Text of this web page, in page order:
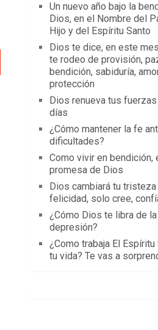
Un nuevo año bajo la
Dios, en el Nombre del
Hijo y del Espíritu Santo
Dios te dice, en este
te rodeo de provisión,
bendición, sabiduría,
protección
Dios renueva tus
días
¿Cómo mantener la fe
dificultades?
Como vivir en bendición,
promesa de Dios
Dios cambiará tu tristeza
felicidad, solo cree,
¿Cómo Dios te libra de la
depresión?
¿Como trabaja El Espíritu
tu vida? Te vas a